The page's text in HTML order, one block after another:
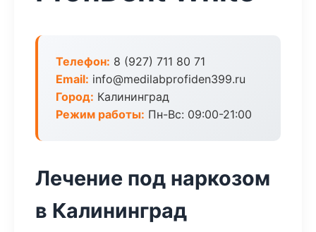
Телефон: 8 (927) 711 80 71
Email: info@medilabprofiden399.ru
Город: Калининград
Режим работы: Пн-Вс: 09:00-21:00
Лечение под наркозом
в Калининград